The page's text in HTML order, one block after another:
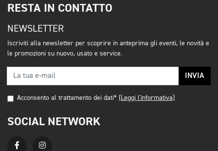
RESTA IN CONTATTO
NEWSLETTER
Iscriviti alla newsletter per scoprire in anteprima gli eventi, le novità e
le promozioni su nuovo, usato e service.
INVIA
Acconsento al trattamento dei dati* (Leggi l'informativa)
SOCIAL NETWORK